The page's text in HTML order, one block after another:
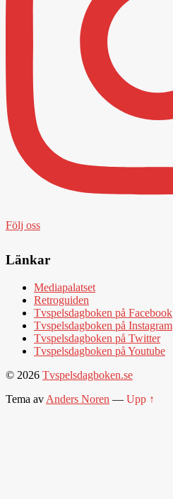
Följ oss
Länkar
Mediapalatset
Retroguiden
Tvspelsdagboken på Facebook
Tvspelsdagboken på Instagram
Tvspelsdagboken på Twitter
Tvspelsdagboken på Youtube
© 2026 Tvspelsdagboken.se
Tema av Anders Noren — Upp ↑